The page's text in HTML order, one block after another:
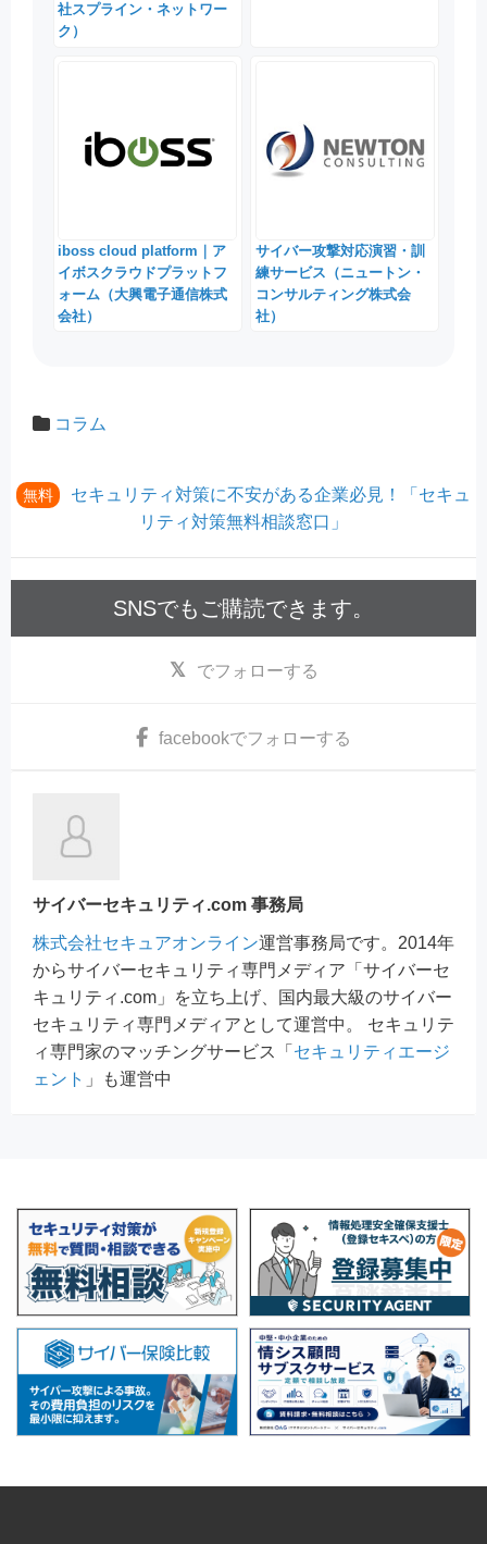
社スプライン・ネットワー
ク）
iboss cloud platform｜ア
イボスクラウドプラットフ
ォーム（大興電子通信株式
会社）
サイバー攻撃対応演習・訓
練サービス（ニュートン・
コンサルティング株式会
社）
コラム
無料
セキュリティ対策に不安がある企業必見！「セキュ
リティ対策無料相談窓口」
SNSでもご購読できます。
でフォローする
facebookでフォローする
サイバーセキュリティ.com 事務局
株式会社セキュアオンライン運営事務局です。2014年
からサイバーセキュリティ専門メディア「サイバーセ
キュリティ.com」を立ち上げ、国内最大級のサイバー
セキュリティ専門メディアとして運営中。 セキュリテ
ィ専門家のマッチングサービス「 セキュリティエージ
ェント 」も運営中